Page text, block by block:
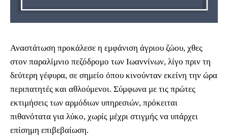
Αναστάτωση προκάλεσε η εμφάνιση άγριου ζώου, χθες
στον παραλίμνιο πεζόδρομο των Ιωαννίνων, λίγο πριν τη
δεύτερη γέφυρα, σε σημείο όπου κινούνταν εκείνη την ώρα
περιπατητές και αθλούμενοι. Σύμφωνα με τις πρώτες
εκτιμήσεις των αρμόδιων υπηρεσιών, πρόκειται
πιθανότατα για λύκο, χωρίς μέχρι στιγμής να υπάρχει
επίσημη επιβεβαίωση.